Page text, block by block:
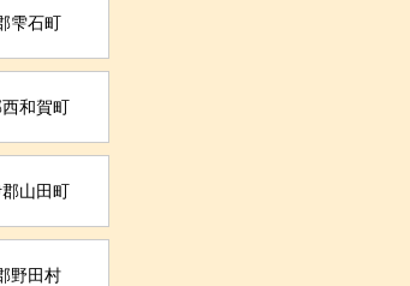
雫石町
和賀町
山田町
野田村